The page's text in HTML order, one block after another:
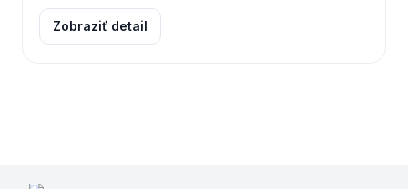
Zobraziť detail